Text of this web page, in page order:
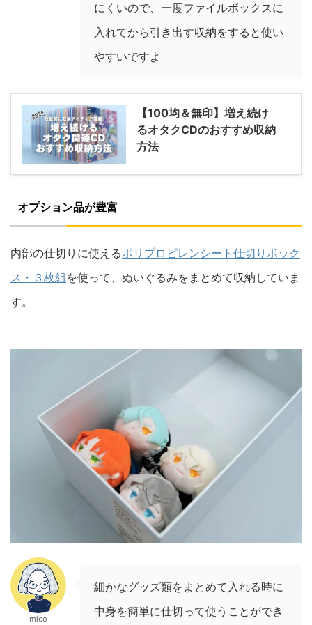
にくいので、一度ファイルボックスに
入れてから引き出す収納をすると使い
やすいですよ
【100均＆無印】増え続け
るオタクCDのおすすめ収納
方法
オプション品が豊富
内部の仕切りに使えるポリプロピレンシート仕切りボック
ス・３枚組 を使って、ぬいぐるみをまとめて収納していま
す。
mico
細かなグッズ類をまとめて入れる時に
中身を簡単に仕切って使うことができ